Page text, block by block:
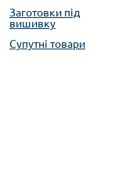
Заготовки під
вишивку
Супутні товари